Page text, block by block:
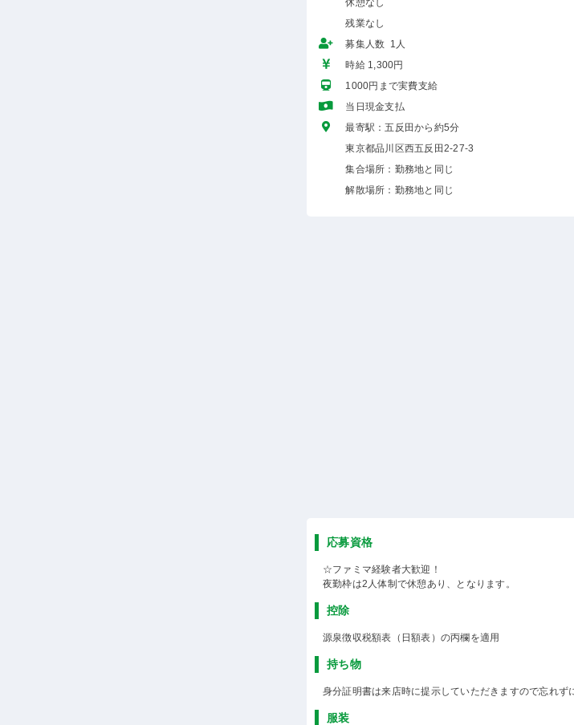
休憩なし
残業なし
募集人数 1人
時給 1,300円
1000円まで実費支給
当日現金支払
最寄駅：五反田から約5分
東京都品川区西五反田2-27-3
集合場所：勤務地と同じ
解散場所：勤務地と同じ
応募資格
☆ファミマ経験者大歓迎！
夜勤枠は2人体制で休憩あり、となります。
控除
源泉徴収税額表（日額表）の丙欄を適用
持ち物
身分証明書は来店時に提示していただきますので忘れず
服装